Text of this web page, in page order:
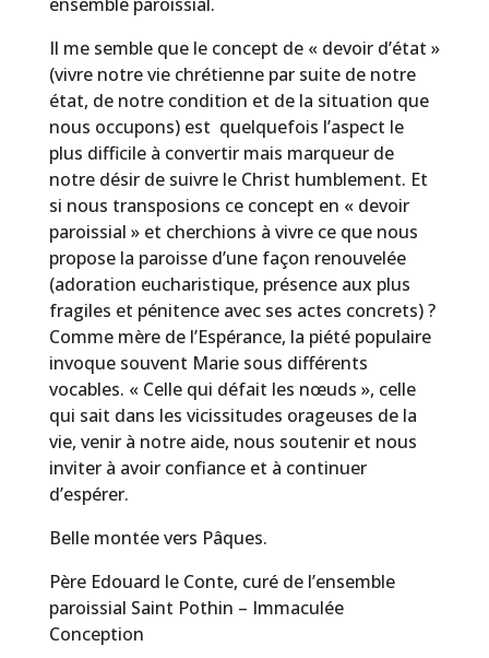
Il me semble que le concept de « devoir d’état »
(vivre notre vie chrétienne par suite de notre
état, de notre condition et de la situation que
nous occupons) est quelquefois l’aspect le
plus difficile à convertir mais marqueur de
notre désir de suivre le Christ humblement. Et
si nous transposions ce concept en « devoir
paroissial » et cherchions à vivre ce que nous
propose la paroisse d’une façon renouvelée
(adoration eucharistique, présence aux plus
fragiles et pénitence avec ses actes concrets) ?
Comme mère de l’Espérance, la piété populaire
invoque souvent Marie sous différents
vocables. « Celle qui défait les nœuds », celle
qui sait dans les vicissitudes orageuses de la
vie, venir à notre aide, nous soutenir et nous
inviter à avoir confiance et à continuer
d’espérer.
Belle montée vers Pâques.
Père Edouard le Conte, curé de l’ensemble
paroissial Saint Pothin – Immaculée
Conception